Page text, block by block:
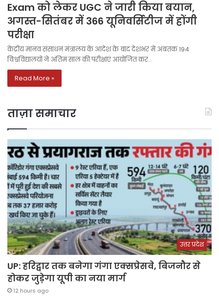
Exam को लेकर UGC ने जारी किया बयान,
अगस्त-सितंबर में 366 यूनिवर्सिटीज में होंगी
परीक्षा
केंद्रीय मानव संसाधन मंत्रालय के आदेश के बाद देशभर में अबतक 194
विश्वविद्यालयों ने अंतिम साल की परीक्षाएं आयोजित कर…
Read More »
ताज़ा समाचार
उत्तर प्रदेश
UP: हरिद्वार तक बनेगा गंगा एक्सप्रेसवे, बिजनौर से
होकर जुड़ेगा यूपी का नया मार्ग
12 hours ago